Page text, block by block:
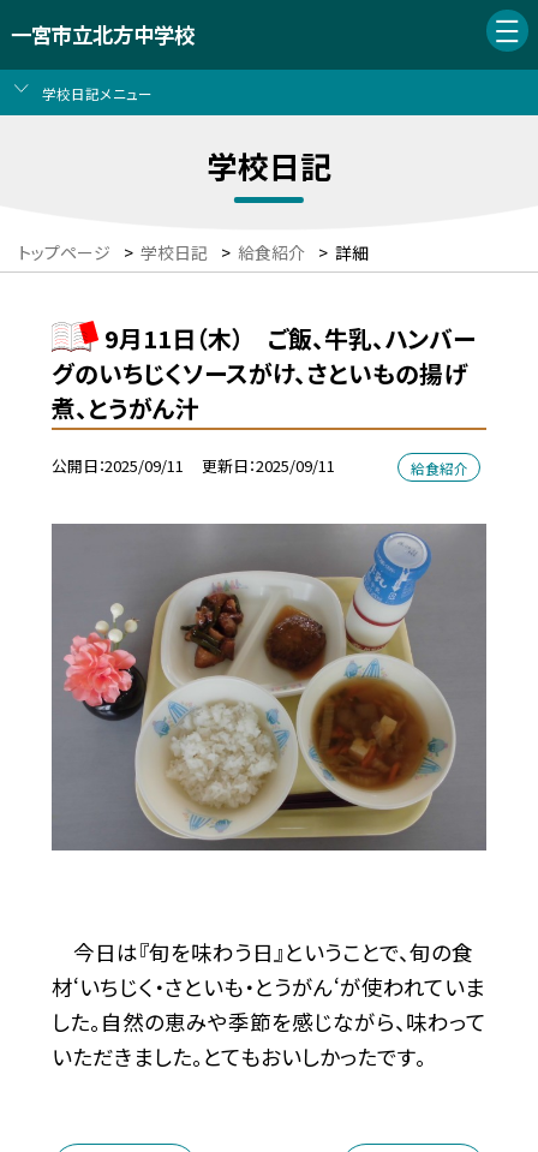
一宮市立北方中学校
学校日記メニュー
学校日記
トップページ > 学校日記 > 給食紹介 > 詳細
9月11日（木） ご飯、牛乳、ハンバー
グのいちじくソースがけ、さといもの揚げ
煮、とうがん汁
公開日 2025/09/11 更新日 2025/09/11 給食紹介
今日は『旬を味わう日』ということで、旬の食
材‘いちじく・さといも・とうがん‘が使われていま
した。自然の恵みや季節を感じながら、味わって
いただきました。とてもおいしかったです。